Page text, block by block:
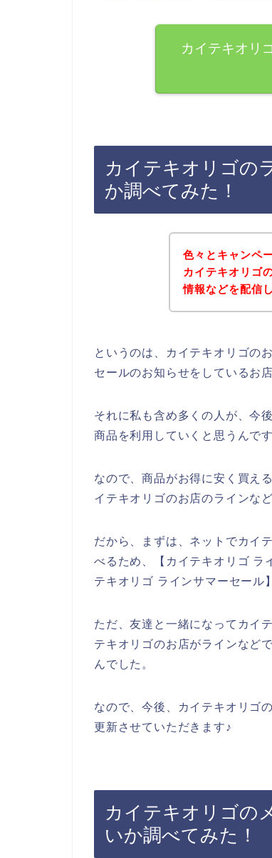
カイテキオリ
カイテキオリゴの
か調べてみた！
色々とキャンペ
カイテキオリゴ
情報などを配信
というのは、カイテキオリゴの
セールのお知らせをしているお
それに私も含め多くの人が、今
商品を利用していくと思うんで
なので、商品がお得に安く買え
イテキオリゴのお店のラインな
だから、まずは、ネットでカイ
べるため、【カイテキオリゴ ラ
テキオリゴ ラインサマーセール
ただ、友達と一緒になってカイ
テキオリゴのお店がラインなど
んでした。
なので、今後、カイテキオリゴ
更新させていただきます♪
カイテキオリゴの
いか調べてみた！